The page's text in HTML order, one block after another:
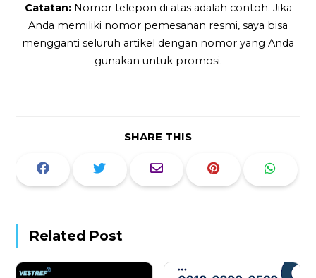
Catatan:Nomor telepon di atas adalah contoh. Jika
Anda memiliki nomor pemesanan resmi, saya bisa
mengganti seluruh artikel dengan nomor yang Anda
gunakan untuk promosi.
SHARE THIS
Related Post